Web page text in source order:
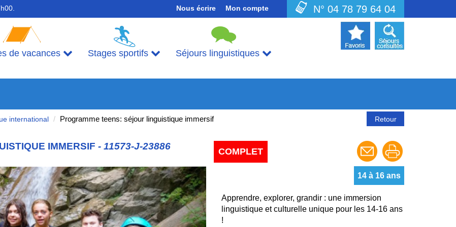
Nous écrire Mon compte N° 04 78 79 64 04
de vacances Stages sportifs Séjours linguistiques
international Programme teens: séjour linguistique immersif Retour
IMMERSIF - 11573-J-23886
COMPLET
Next 14 à 16 ans
Apprendre, explorer, grandir : une immersion
linguistique et culturelle unique pour les 14-16 ans
!